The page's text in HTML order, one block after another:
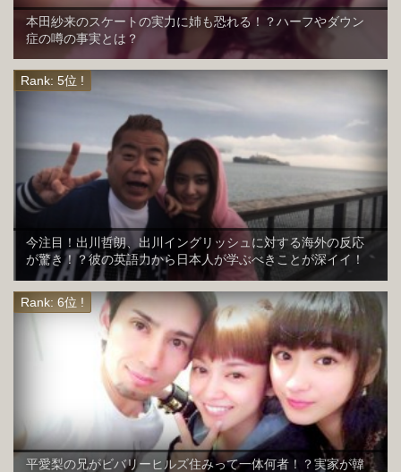
本田紗来のスケートの実力に姉も恐れる！？ハーフやダウン
症の噂の事実とは？
今注目！出川哲朗、出川イングリッシュに対する海外の反応
が驚き！？彼の英語力から日本人が学ぶべきことが深イイ！
平愛梨の兄がビバリーヒルズ住みって一体何者！？実家が韓